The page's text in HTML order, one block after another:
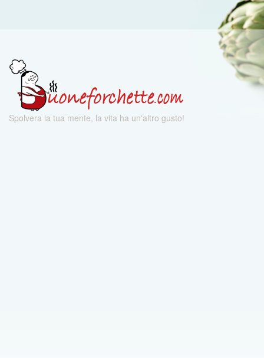
Spolvera la tua mente, la vita ha un'altro gusto!